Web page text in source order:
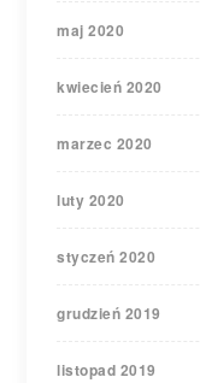
maj 2020
kwiecień 2020
marzec 2020
luty 2020
styczeń 2020
grudzień 2019
listopad 2019